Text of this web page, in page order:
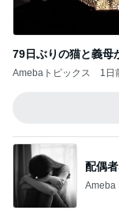
79日ぶりの猫と義母
Amebaトピックス 1日
配偶
Ameba